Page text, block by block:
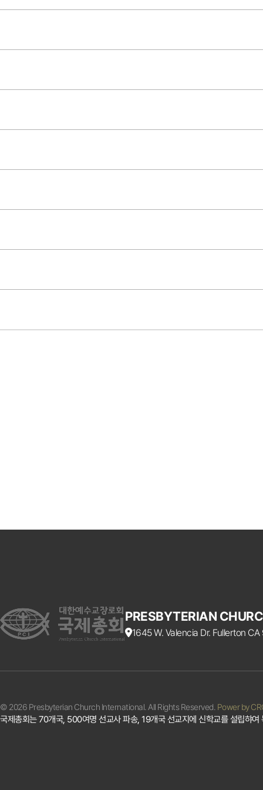
PRESBYTERIAN
1645 W. Valencia Dr. Fullerton
© 2026 Presbyterian Church International. All Rights Reserved. Power by
국제총회는 70개국, 500여명 선교사 파송, 19개국 선교지에 신학교를 설립햐